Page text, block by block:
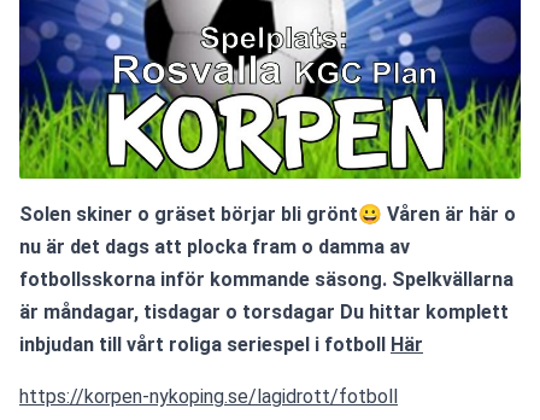
Solen skiner o gräset börjar bli grönt😀 Våren är här o
nu är det dags att plocka fram o damma av
fotbollsskorna inför kommande säsong. Spelkvällarna
är måndagar, tisdagar o torsdagar Du hittar komplett
inbjudan till vårt roliga seriespel i fotboll
Här
https://korpen-nykoping.se/lagidrott/fotboll